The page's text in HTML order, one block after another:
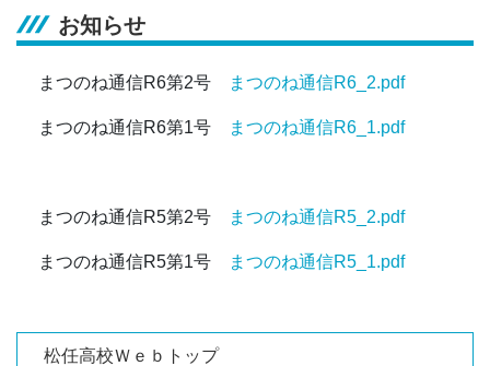
松任高校Ｗｅｂトップ
お知らせ
まつのね通信R6第2号 まつのね通信R6_2.pdf
まつのね通信R6第1号 まつのね通信R6_1.pdf
まつのね通信R5第2号 まつのね通信R5_2.pdf
まつのね通信R5第1号 まつのね通信R5_1.pdf